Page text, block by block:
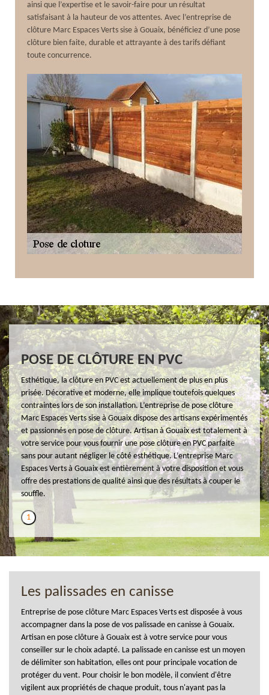
ainsi que l’expertise et le savoir-faire pour un résultat
satisfaisant à la hauteur de vos attentes. Avec l’entreprise de
clôture Marc Espaces Verts sise à Gouaix, bénéficiez d’une pose
clôture bien faite, durable et attrayante à des tarifs défiant
toute concurrence.
POSE DE CLÔTURE EN PVC
Esthétique, la clôture en PVC est actuellement de plus en plus
prisée. Décorative et moderne, elle implique toutefois quelques
contraintes lors de son installation. L’entreprise de pose clôture
Marc Espaces Verts sise à Gouaix dispose des artisans expérimentés
et passionnés en pose de clôture. Artisan à Gouaix est totalement à
votre service pour vous fournir une pose clôture en PVC parfaite
sans pour autant négliger le côté esthétique. L’entreprise Marc
Espaces Verts à Gouaix est entièrement à votre disposition et vous
offre des prestations de qualité ainsi que des résultats à couper le
souffle.
1
Les palissades en canisse
Entreprise de pose clôture Marc Espaces Verts est disposée à vous
accompagner dans la pose de vos palissade en canisse à Gouaix.
Artisan en pose clôture à Gouaix est à votre service pour vous
conseiller sur le choix adapté. La palissade en canisse est un moyen
de délimiter son habitation, elles ont pour principale vocation de
protéger du vent. Pour choisir le bon modèle, il convient d'être
vigilent aux propriétés de chaque produit, tous n'ayant pas la